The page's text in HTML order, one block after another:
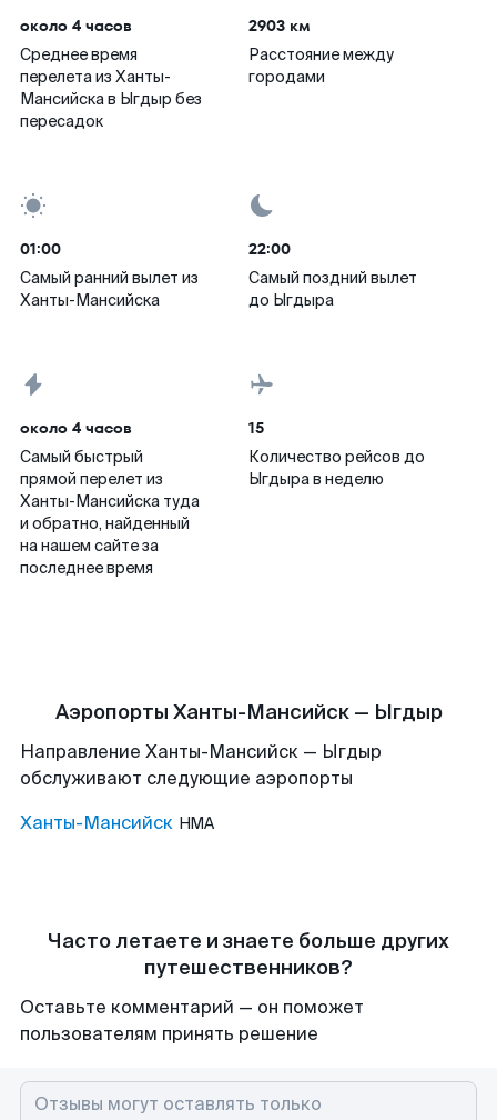
около 4 часов
Среднее время
перелета из Ханты-
Мансийска в Ыгдыр без
пересадок
2903 км
Расстояние между
городами
01:00
Самый ранний вылет из
Ханты-Мансийска
22:00
Самый поздний вылет
до Ыгдыра
около 4 часов
Самый быстрый
прямой перелет из
Ханты-Мансийска туда
и обратно, найденный
на нашем сайте за
последнее время
15
Количество рейсов до
Ыгдыра в неделю
Аэропорты Ханты-Мансийск — Ыгдыр
Направление Ханты-Мансийск — Ыгдыр
обслуживают следующие аэропорты
Ханты-Мансийск HMA
Часто летаете и знаете больше других
путешественников?
Оставьте комментарий — он поможет
пользователям принять решение